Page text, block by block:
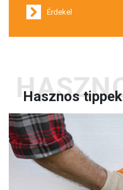
Érdekel
Hasznos tippek